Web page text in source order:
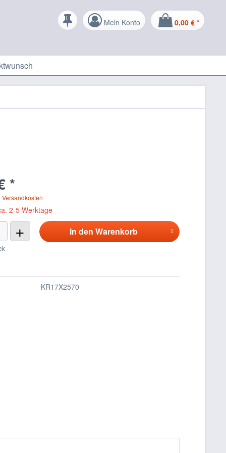
Mein Konto 0,00 € *
*
Versandkosten
2-5 Werktage
+ In den Warenkorb
KR17X2570